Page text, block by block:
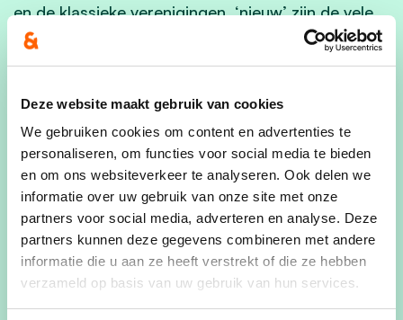
Deze website maakt gebruik van cookies
We gebruiken cookies om content en advertenties te
personaliseren, om functies voor social media te bieden
en om ons websiteverkeer te analyseren. Ook delen we
informatie over uw gebruik van onze site met onze
partners voor social media, adverteren en analyse. Deze
partners kunnen deze gegevens combineren met andere
informatie die u aan ze heeft verstrekt of die ze hebben
verzameld op basis van uw gebruik van hun services.
en de klassieke verenigingen, ‘nieuw’ zijn de vele
nieuwe inwoners en nieuwe initiatieven die
Samen met leerkrachten, mantelzorgers,
gemachtigde opzichters, ondernemers,... maken
zij ons
dorp. Die Mensen Maken Gooreind. Voor hen en
élke inwoner van Gooreind maken wij beleid.
Je kan op ons rekenen om het oude
woonzorgcentrum een toekomst te geven nadat
de
oorlogsvluchtelingen veilig weg kunnen, we